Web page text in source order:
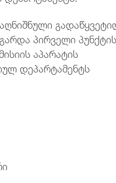
პირველი
აპარატის
დეპარტამენტს